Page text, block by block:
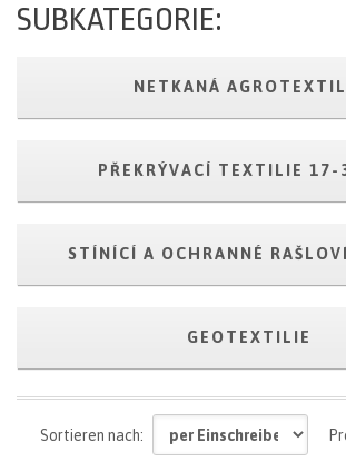
SUBKATEGORIE:
NETKANÁ
PŘEKRÝVACÍ TEXTILIE 17-
STÍNÍCÍ A OCHRANNÉ
GEOTEXTILIE
Sortieren nach: